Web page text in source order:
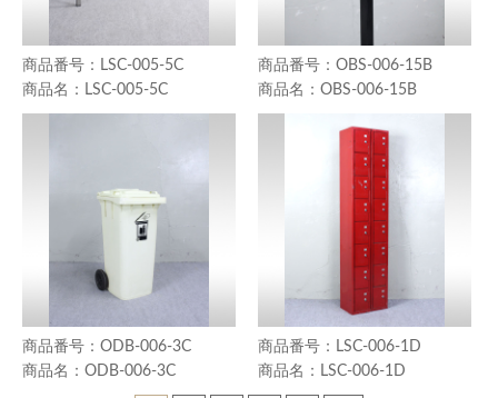
LSC-005-5C
LSC-005-5C
OBS-006-15B
OBS-006-15B
ODB-006-3C
ODB-006-3C
LSC-006-1D
LSC-006-1D